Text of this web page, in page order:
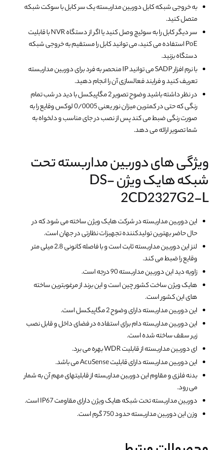
به خروجی شبکه کابل دوربین مداربسته یک سر کابل با سوکت شبکه
متصل کنید.
سر دیگر کابل را به سوئیچ وصل کنید یا اگر از دستگاه NVR با قابلیت
PoE استفاده می کنید، می توانید کابل را مستقیم به خروجی شبکه
دستگاه بزنید.
با نرم افزار SADP می توانید IP منحصر به فرد برای دوربین مداربسته
تعریف کنید و فرایند فعالسازی آن را انجام دهید.
در نظر داشته باشید وضوح تصویر 2 مگاپیکسل با دید در شب تمام
رنگی که حتی در کمترین میزان نور یعنی 0/0005 لوکس وقایع را به
صورت رنگی ضبط می کند پس از نصب در جای مناسب و دلخواه به
شما تصویر ارائه می دهد.
ویژگی های دوربین مداربسته تحت
شبکه هایک ویژن DS-
2CD2327G2-L
این دوربین مداربسته در شرکت هایک ویژن ساخته می شود که در
حال حاضر بهترین تولیدکننده تجهیزات نظارتی در جهان است.
لنز این دوربین مداربسته ثابت است و با فاصله کانونی 2.8 میلی متر
وقایع را ضبط می کند.
زاویه دید این دوربین مداربسته 90 درجه است.
هایک ویژن ساخت کشور چین است و این برند از مرغوبترین ساخته
های این کشور است.
این دوربین مداربسته دارای وضوح 2 مگاپیکسل است.
این دوربین مداربسته دام برای استفاده در فضای داخل و قابل نصب
زیر سقف ساخته شده است.
ای دوربین مداربسته از قابلیت WDR بهره می برد.
این دوربین مداربسته دارای قابلیت AcuSense می باشد.
بدنه فلزی و مقاوم این دوربین مداربسته از قابلیتهای مهم آن به شمار
می رود.
دوربین مداربسته تحت شبکه هایک ویژن دارای مقاومت IP67 است.
وزن این دوربین مداربسته حدود 750 گرم است.